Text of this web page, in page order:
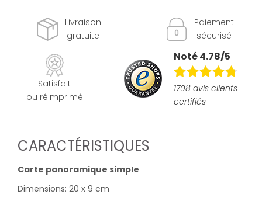
Livraison
gratuite
Paiement
sécurisé
Satisfait
ou réimprimé
Noté 4.78/5
1708 avis clients
certifiés
CARACTÉRISTIQUES
Carte panoramique simple
Dimensions: 20 x 9 cm